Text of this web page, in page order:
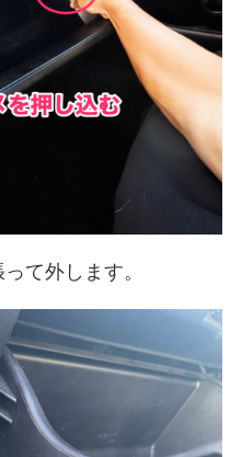
て外します。